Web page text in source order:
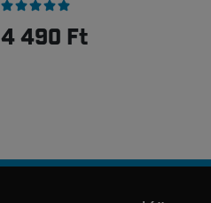
4 490 Ft